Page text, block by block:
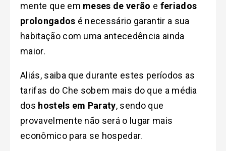
mente que em meses de verão e feriados
prolongados é necessário garantir a sua
habitação com uma antecedência ainda
maior.
Aliás, saiba que durante estes períodos as
tarifas do Che sobem mais do que a média
dos hostels em Paraty, sendo que
provavelmente não será o lugar mais
econômico para se hospedar.